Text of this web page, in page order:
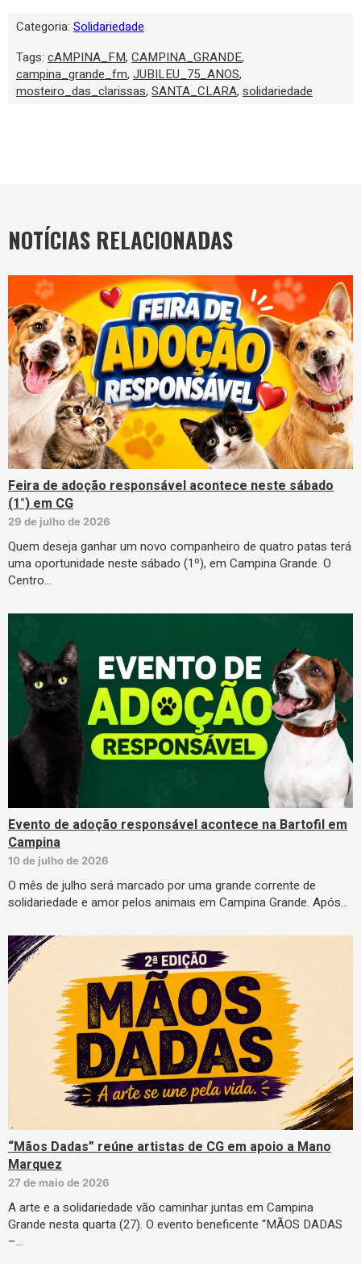
Categoria: Solidariedade
Tags: cAMPINA_FM, CAMPINA_GRANDE,
campina_grande_fm, JUBILEU_75_ANOS,
mosteiro_das_clarissas, SANTA_CLARA, solidariedade
NOTÍCIAS RELACIONADAS
Feira de adoção responsável acontece neste sábado
(1°) em CG
29 de julho de 2026
Quem deseja ganhar um novo companheiro de quatro patas terá
uma oportunidade neste sábado (1º), em Campina Grande. O
Centro…
Evento de adoção responsável acontece na Bartofil em
Campina
10 de julho de 2026
O mês de julho será marcado por uma grande corrente de
solidariedade e amor pelos animais em Campina Grande. Após…
“Mãos Dadas” reúne artistas de CG em apoio a Mano
Marquez
27 de maio de 2026
A arte e a solidariedade vão caminhar juntas em Campina
Grande nesta quarta (27). O evento beneficente “MÃOS DADAS
–…